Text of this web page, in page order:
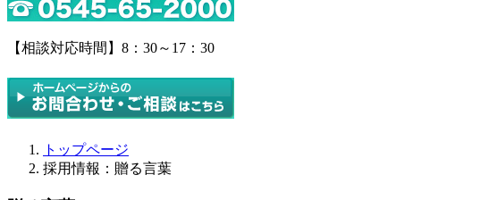
【相談対応時間】8：30～17：30
トップページ
採用情報：贈る言葉